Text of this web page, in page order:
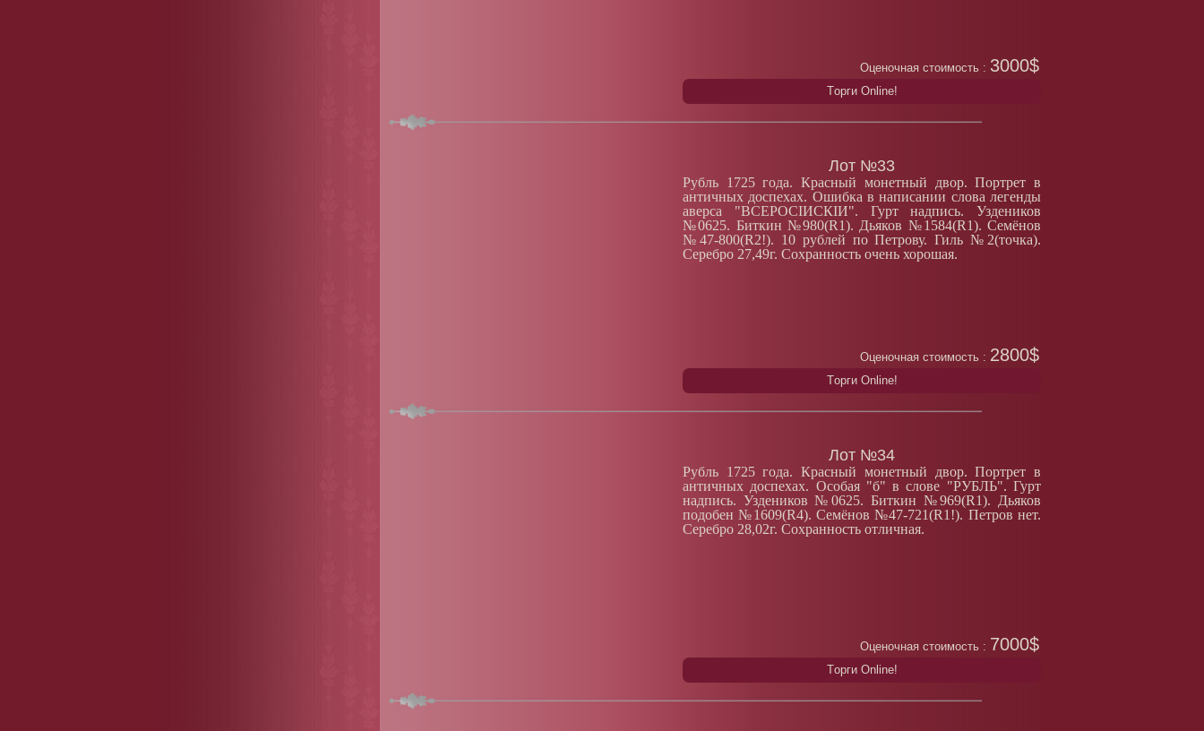
Оценочная стоимость : 3000$
Tорги Online!
Лот №33
Рубль 1725 года. Красный монетный двор. Портрет в
античных доспехах. Ошибка в написании слова легенды
аверса "ВСЕРОСIИСКIИ". Гурт надпись. Уздеников
№0625. Биткин №980(R1). Дьяков №1584(R1). Семёнов
№47-800(R2!). 10 рублей по Петрову. Гиль №2(точка).
Серебро 27,49г. Сохранность очень хорошая.
Оценочная стоимость : 2800$
Tорги Online!
Лот №34
Рубль 1725 года. Красный монетный двор. Портрет в
античных доспехах. Особая "б" в слове "РУБЛЬ". Гурт
надпись. Уздеников №0625. Биткин №969(R1). Дьяков
подобен №1609(R4). Семёнов №47-721(R1!). Петров нет.
Серебро 28,02г. Сохранность отличная.
Оценочная стоимость : 7000$
Tорги Online!